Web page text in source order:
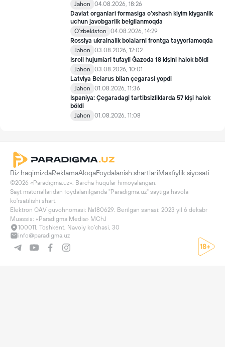
Jahon
04.08.2026, 18:26
Davlat organlari formasiga o‘xshash kiyim kiyganlik
uchun javobgarlik belgilanmoqda
Oʻzbekiston
04.08.2026, 14:29
Rossiya ukrainalik bolalarni frontga tayyorlamoqda
Jahon
03.08.2026, 12:02
Isroil hujumlari tufayli Ğazoda 18 kişini halok böldi
Jahon
03.08.2026, 10:01
Latviya Belarus bilan çegarasi yopdi
Jahon
01.08.2026, 11:36
Ispaniya: Çegaradagi tartibsizliklarda 57 kişi halok
böldi
Jahon
01.08.2026, 11:08
Biz haqimizdaReklamaAloqaFoydalanish shartlariMaxfiylik siyosati
©2026 «Paradigma.uz». Barcha huqular himoyalangan.
Sayt materiallaridan foydalanilganda "Paradigma.uz" saytiga havola
ko'rsatilishi shart.
Elektron OAV guvohnomasi: №180629. Berilgan sanasi: 2023 yil 6 dekabr
Muassis: «Paradigma Media» MChJ
100011, Toshkent, Navoiy ko'chasi, 30
info@paradigma.uz